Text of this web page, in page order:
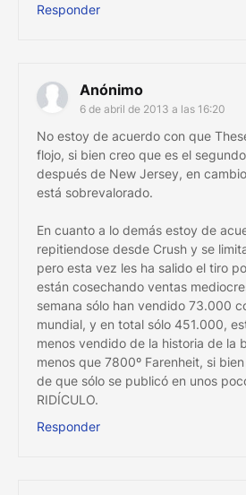
Responder
Anónimo
6 de abril de 2013 a las 16:20
No estoy de acuerdo con que
flojo, si bien creo que es el
después de New Jersey, en
está sobrevalorado.
En cuanto a lo demás estoy de
repitiendose desde Crush y se
pero esta vez les ha salido el tiro
están cosechando ventas
semana sólo han vendido 73.000
mundial, y en total sólo 451.000,
menos vendido de la historia de la
menos que 7800º Farenheit, si
de que sólo se publicó en unos
RIDÍCULO.
Responder